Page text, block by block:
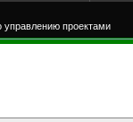
управлению проектами